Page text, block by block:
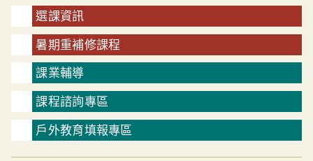
選課資訊
暑期重補修課程
課業輔導
課程諮詢專區
戶外教育填報專區